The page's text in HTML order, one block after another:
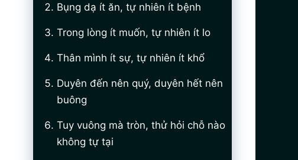
Bụng dạ ít ăn, tự nhiên ít bệnh
Trong lòng ít muốn, tự nhiên ít lo
Thân mình ít sự, tự nhiên ít khổ
Duyên đến nên quý, duyên hết nên
buông
Tuy vuông mà tròn, thử hỏi chỗ nào
không tự tại